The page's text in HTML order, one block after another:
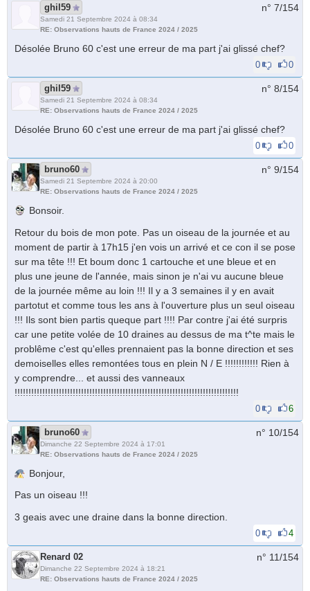
ghil59
Samedi 21 Septembre 2024 à 08:34
RE: Observations hauts de France 2024 / 2025
n° 7/154
Désolée Bruno 60 c'est une erreur de ma part j'ai glissé chef?
0 0
ghil59
Samedi 21 Septembre 2024 à 08:34
RE: Observations hauts de France 2024 / 2025
n° 8/154
Désolée Bruno 60 c'est une erreur de ma part j'ai glissé chef?
0 0
bruno60
Samedi 21 Septembre 2024 à 20:00
RE: Observations hauts de France 2024 / 2025
n° 9/154
Bonsoir.
Retour du bois de mon pote. Pas un oiseau de la journée et au
moment de partir à 17h15 j'en vois un arrivé et ce con il se pose
sur ma tête !!! Et boum donc 1 cartouche et une bleue et en
plus une jeune de l'année, mais sinon je n'ai vu aucune bleue
de la journée même au loin !!! Il y a 3 semaines il y en avait
partotut et comme tous les ans à l'ouverture plus un seul oiseau
!!! Ils sont bien partis queque part !!!! Par contre j'ai été surpris
car une petite volée de 10 draines au dessus de ma t^te mais le
problême c'est qu'elles prennaient pas la bonne direction et ses
demoiselles elles remontées tous en plein N / E !!!!!!!!!!!! Rien à
y comprendre... et aussi des vanneaux
!!!!!!!!!!!!!!!!!!!!!!!!!!!!!!!!!!!!!!!!!!!!!!!!!!!!!!!!!!!!!!!!!!!!!!!!!!!!!!!!!
0 6
bruno60
Dimanche 22 Septembre 2024 à 17:01
RE: Observations hauts de France 2024 / 2025
n° 10/154
Bonjour,
Pas un oiseau !!!
3 geais avec une draine dans la bonne direction.
0 4
Renard 02
Dimanche 22 Septembre 2024 à 18:21
RE: Observations hauts de France 2024 / 2025
n° 11/154